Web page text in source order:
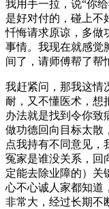
我用手一拉，说“你
是好对付的，碰上不
忏悔请求原谅，多做
事情。我现在就感觉
间了，请师傅帮了帮
我赶紧问，那我这情
耐，又不懂医术，想
办法就是找到令你致
做功德回向目标太散
点我持有不同意见，
冤家是谁没关系，回
定能去除业障的）关
心不心诚人家都知道
非常大，经过长期不